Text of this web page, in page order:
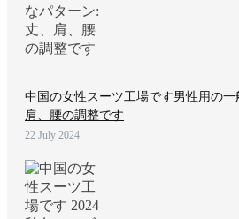
中国の女性スーツ工場です男性用の一
肩、腰の調整です
22 July 2024